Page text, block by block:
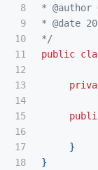
8
9
10
11
12
13
14
15
16
17
* @author
* @date
*/
public
}
}